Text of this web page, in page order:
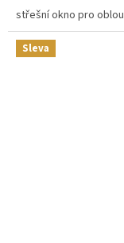
střešní okno pro
Sleva